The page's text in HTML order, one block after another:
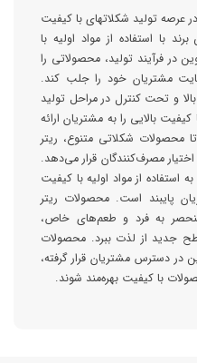
عرصه تولید شکلاتهای با کیفیت
با استفاده از مواد اولیه با
در فرآیند تولید، محصولاتی را
مشتریان خود را جلب کند.
و تحت کنترل در مراحل تولید
بالایی را به مشتریان ارائه
محصولات شکلاتی متنوع، ریتر
مصرف‌کنندگان قرار می‌دهد.
از مواد اولیه با کیفیت
پایبند است. محصولات ریتر
به فرد و طعم‌های خاص،
جدید از لذت ببرد. محصولات
در دسترس مشتریان قرار گرفته،
با کیفیت بهره‌مند شوند.